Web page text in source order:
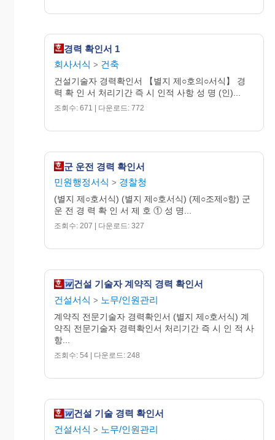
※ 첨부서류는 뒷면 참조
첨부 서류 :
□ 근무회사의 부도․폐업 등으로 경력증명
서를 발급 받을 수 없는 경우.
o 확인자가 소속했던 회사의 등기부등
본 1부.
o 확인자가 임원인 경우.
․ 임원임을 입증하는 회사의 등기부 등
본 1부.
o 확인자가 현장배치 기술자인 경우.
․ 현장배치 기술자임을 입증하는 서류
행한 경력증명서 1부) 와
경력 확인서 1
회사서식 > 건축
건설기술자 경력확인서 【별지 제○호의○서식】 경
력 확 인 서 처리기간 즉 시 인적 사항 성 명 (인)...
조회수: 671 | 다운로드: 772
군 운전 경력 확인서
민원행정서식 > 경찰청
(별지 제○호서식) (별지 제○호서식) (제○조제○항) 군
운 전 경 력 확 인 서 제 호 ① 성 명...
조회수: 207 | 다운로드: 327
건설 기술자 계약직 경력 확인서
건설서식 > 노무/인원관리
계약직 전문기술자 경력확인서 (별지 제○호서식) 계
약직 전문기술자 경력확인서 처리기간 즉 시 인 적 사
항...
조회수: 54 | 다운로드: 248
건설 기술 경력 확인서
건설서식 > 노무/인원관리